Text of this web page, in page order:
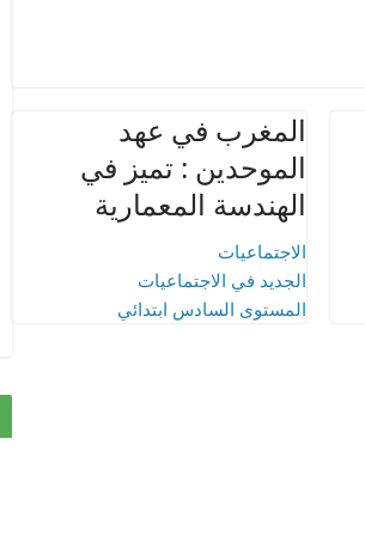
المغرب في عهد
الموحدين : تميز في
الهندسة المعمارية
الاجتماعيات
الجديد في الاجتماعيات
المستوى السادس ابتدائي